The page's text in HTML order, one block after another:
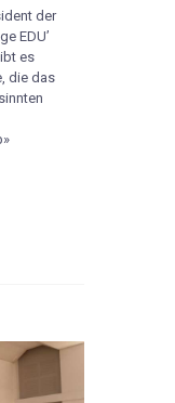
der
EDU’
es
die das